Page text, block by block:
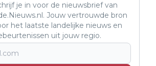
je in voor de nieuwsbrief van
Jouw vertrouwde bron
het laatste landelijke nieuws en
uit jouw regio.